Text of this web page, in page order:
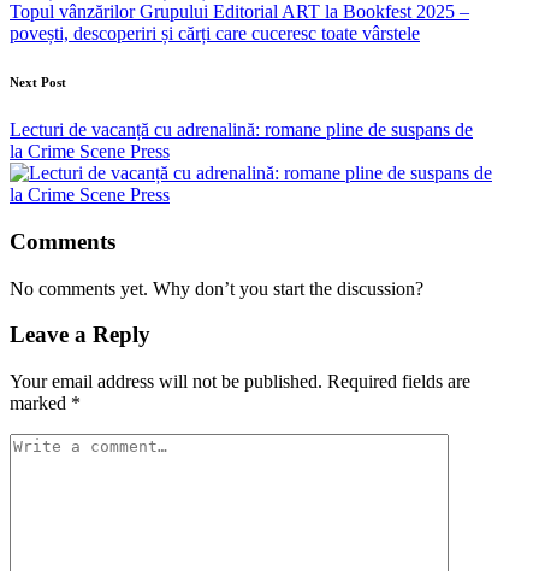
Topul vânzărilor Grupului Editorial ART la Bookfest 2025 –
povești, descoperiri și cărți care cuceresc toate vârstele
Next Post
Lecturi de vacanță cu adrenalină: romane pline de suspans de
la Crime Scene Press
Comments
No comments yet. Why don’t you start the discussion?
Leave a Reply
Your email address will not be published. Required fields are
marked *